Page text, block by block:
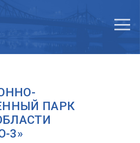
ПАРК
3»